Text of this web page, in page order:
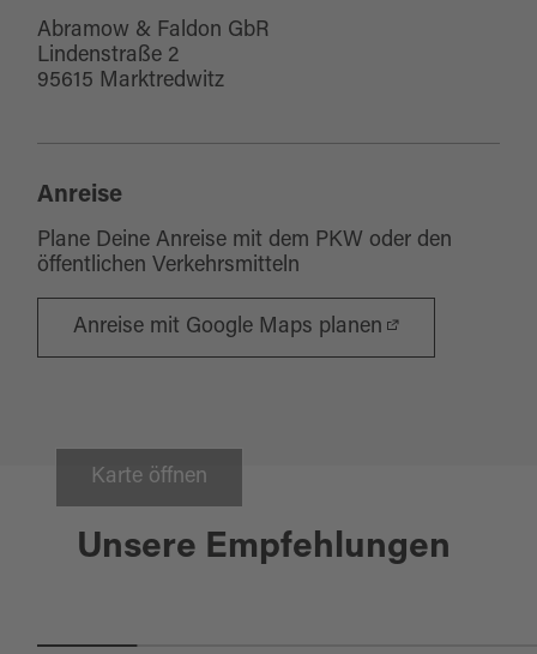
Karte öffnen
Abramow & Faldon GbR
Lindenstraße 2
95615 Marktredwitz
Anreise
Plane Deine Anreise mit dem PKW oder den
öffentlichen Verkehrsmitteln
Anreise mit Google Maps planen
Unsere Empfehlungen
Marktredwitz